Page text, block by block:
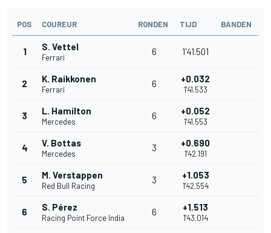
POS COUREUR RONDEN TIJD BANDEN
1 S. Vettel
Ferrari
6 1'41.501
2 K. Raikkonen
Ferrari
6 +0.032
1'41.533
3 L. Hamilton
Mercedes
6 +0.052
1'41.553
4 V. Bottas
Mercedes
3 +0.690
1'42.191
5 M. Verstappen
Red Bull Racing
3 +1.053
1'42.554
6 S. Pérez
Racing Point Force India
6 +1.513
1'43.014